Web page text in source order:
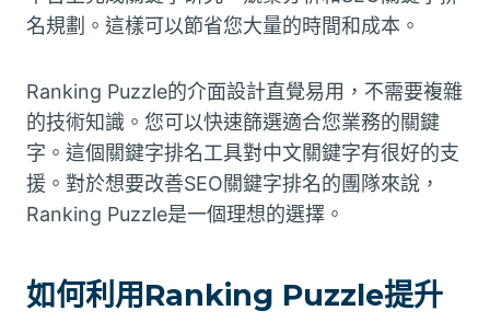
名規劃。這樣可以節省您大量的時間和成本。
Ranking Puzzle的介面設計直覺易用，不需要複雜
的技術知識。您可以快速篩選適合您業務的關鍵
字。這個關鍵字排名工具對中文關鍵字有很好的支
援。對於想要改善SEO關鍵字排名的團隊來說，
Ranking Puzzle是一個理想的選擇。
如何利用Ranking Puzzle提升